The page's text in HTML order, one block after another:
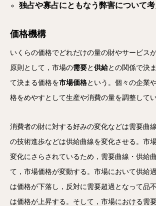
独占や寡占にともなう弊害について考
価格機構
いくらの価格でどれだけの量の財やサービス
原則として，市場の需要と 供給との関係で決
て決まる価格を市場価格という。個々の企業
格をめやすとして生産や消費の量を調整してい
消費者の財に対する好みの変化などは需要曲
の技術進歩などは供給曲線を変化させる。市
変化にさらされているため，需要曲線・供給
て，市場価格が変動する。市場において供給
は価格が下落し，反対に需要超過となって品
は価格が上昇する。そして，市場における需